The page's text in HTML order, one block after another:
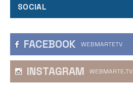
SOCIAL
FACEBOOK WEBMARTETV
INSTAGRAM WEBMARTE.TV